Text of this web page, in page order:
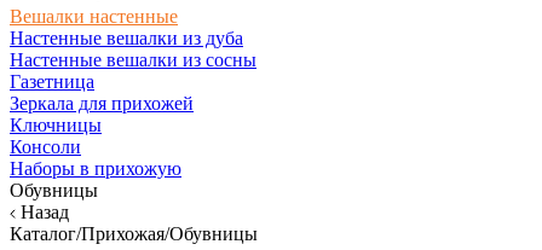
Вешалки настенные
Настенные вешалки из дуба
Настенные вешалки из сосны
Газетница
Зеркала для прихожей
Ключницы
Консоли
Наборы в прихожую
Обувницы
Назад
Каталог/Прихожая/Обувницы